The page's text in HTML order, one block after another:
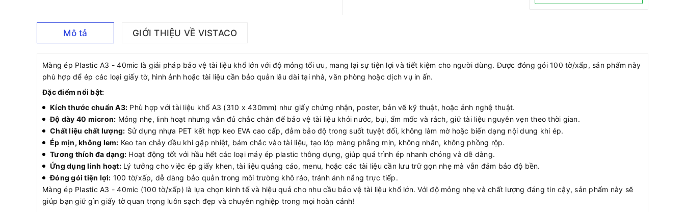
Mô tả GIỚI THIỆU VỀ VISTACO
Màng ép Plastic A3 - 40mic là giải pháp bảo vệ tài liệu khổ lớn với độ mỏng tối ưu, mang lại sự tiện lợi và tiết kiệm cho người dùng. Được đóng gói 100 tờ/xấp, sản phẩm này
phù hợp để ép các loại giấy tờ, hình ảnh hoặc tài liệu cần bảo quản lâu dài tại nhà, văn phòng hoặc dịch vụ in ấn.
Đặc điểm nổi bật:
Kích thước chuẩn A3: Phù hợp với tài liệu khổ A3 (310 x 430mm) như giấy chứng nhận, poster, bản vẽ kỹ thuật, hoặc ảnh nghệ thuật.
Độ dày 40 micron: Mỏng nhẹ, linh hoạt nhưng vẫn đủ chắc chắn để bảo vệ tài liệu khỏi nước, bụi, ẩm mốc và rách, giữ tài liệu nguyên vẹn theo thời gian.
Chất liệu chất lượng: Sử dụng nhựa PET kết hợp keo EVA cao cấp, đảm bảo độ trong suốt tuyệt đối, không làm mờ hoặc biến dạng nội dung khi ép.
Ép mịn, không lem: Keo tan chảy đều khi gặp nhiệt, bám chắc vào tài liệu, tạo lớp màng phẳng mịn, không nhăn, không phồng rộp.
Tương thích đa dạng: Hoạt động tốt với hầu hết các loại máy ép plastic thông dụng, giúp quá trình ép nhanh chóng và dễ dàng.
Ứng dụng linh hoạt:Lý tưởng cho việc ép giấy khen, tài liệu quảng cáo, menu, hoặc các tài liệu cần lưu trữ gọn nhẹ mà vẫn đảm bảo độ bền.
Đóng gói tiện lợi: 100 tờ/xấp, dễ dàng bảo quản trong môi trường khô ráo, tránh ánh nắng trực tiếp.
Màng ép Plastic A3 - 40mic (100 tờ/xấp) là lựa chọn kinh tế và hiệu quả cho nhu cầu bảo vệ tài liệu khổ lớn. Với độ mỏng nhẹ và chất lượng đáng tin cậy, sản phẩm này sẽ
giúp bạn giữ gìn giấy tờ quan trọng luôn sạch đẹp và chuyên nghiệp trong mọi hoàn cảnh!